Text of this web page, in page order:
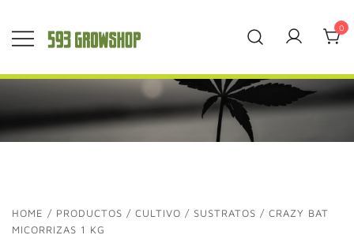
contenido
593 Grow Shop
0
HOME / PRODUCTOS / CULTIVO / SUSTRATOS / CRAZY BAT
MICORRIZAS 1 KG